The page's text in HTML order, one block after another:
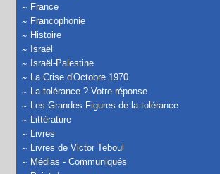
France
Francophonie
Histoire
Israël
Israël-Palestine
La Crise d'Octobre 1970
La tolérance ? Votre réponse
Les Grandes Figures de la tolérance
Littérature
Livres
Livres de Victor Teboul
Médias - Communiqués